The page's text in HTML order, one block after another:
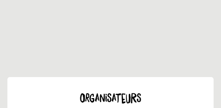
ORGANISATEURS